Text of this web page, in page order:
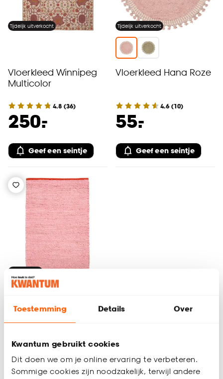
Toestemming Details Over
Kwantum gebruikt cookies
Dit doen we om je online ervaring te verbeteren.
Sommige cookies zijn noodzakelijk, terwijl andere
Tijdelijk uitverkocht
Vloerkleed Winnipeg
Multicolor
4.8 (36)
250.
-
Geef een seintje
Tijdelijk uitverkocht
Vloerkleed Hana Roze
4.6 (10)
55.
-
Geef een seintje
18.
-